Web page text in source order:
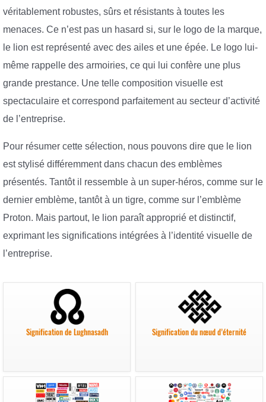
véritablement robustes, sûrs et résistants à toutes les
menaces. Ce n’est pas un hasard si, sur le logo de la marque,
le lion est représenté avec des ailes et une épée. Le logo lui-
même rappelle des armoiries, ce qui lui confère une plus
grande prestance. Une telle composition visuelle est
spectaculaire et correspond parfaitement au secteur d’activité
de l’entreprise.
Pour résumer cette sélection, nous pouvons dire que le lion
est stylisé différemment dans chacun des emblèmes
présentés. Tantôt il ressemble à un super-héros, comme sur le
dernier emblème, tantôt à un tigre, comme sur l’emblème
Proton. Mais partout, le lion paraît approprié et distinctif,
exprimant les significations intégrées à l’identité visuelle de
l’entreprise.
Signification de Lughnasadh Signification du nœud d’éternité